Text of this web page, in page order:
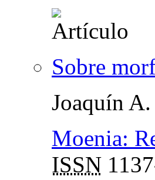
Sobre
Joaquín
Moenia:
ISSN